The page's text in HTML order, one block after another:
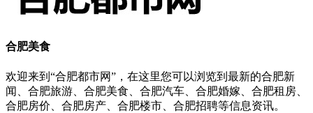
合肥美食
欢迎来到“合肥都市网”，在这里您可以浏览到最新的合肥新
闻、合肥旅游、合肥美食、合肥汽车、合肥婚嫁、合肥租房、
合肥房价、合肥房产、合肥楼市、合肥招聘等信息资讯。